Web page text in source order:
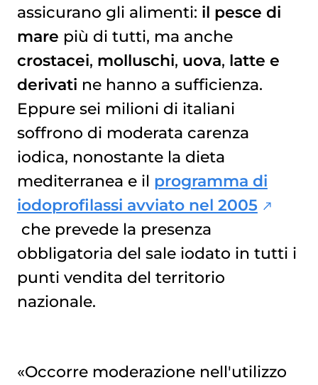
assicurano gli alimenti: il pesce di
mare più di tutti, ma anche
crostacei, molluschi, uova, latte e
derivati ne hanno a sufficienza.
Eppure sei milioni di italiani
soffrono di moderata carenza
iodica, nonostante la dieta
mediterranea e il programma di
iodoprofilassi avviato nel 2005
che prevede la presenza
obbligatoria del sale iodato in tutti i
punti vendita del territorio
nazionale.
«Occorre moderazione nell'utilizzo